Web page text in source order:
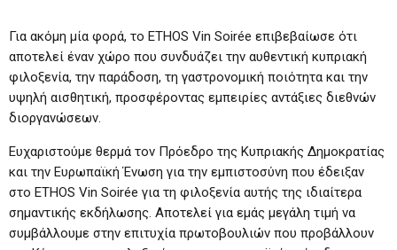
Για ακόμη μία φορά, το ETHOS Vin Soirée επιβεβαίωσε ότι
αποτελεί έναν χώρο που συνδυάζει την αυθεντική κυπριακή
φιλοξενία, την παράδοση, τη γαστρονομική ποιότητα και την
υψηλή αισθητική, προσφέροντας εμπειρίες αντάξιες διεθνών
διοργανώσεων.
Ευχαριστούμε θερμά τον Πρόεδρο της Κυπριακής Δημοκρατίας
και την Ευρωπαϊκή Ένωση για την εμπιστοσύνη που έδειξαν
στο ETHOS Vin Soirée για τη φιλοξενία αυτής της ιδιαίτερα
σημαντικής εκδήλωσης. Αποτελεί για εμάς μεγάλη τιμή να
συμβάλλουμε στην επιτυχία πρωτοβουλιών που προβάλλουν